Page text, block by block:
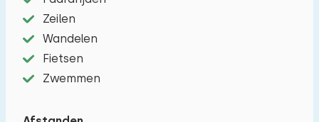
Zeilen
Wandelen
Fietsen
Zwemmen